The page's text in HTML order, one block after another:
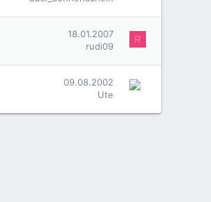
18.01.2007
rudi09
R
09.08.2002
Ute